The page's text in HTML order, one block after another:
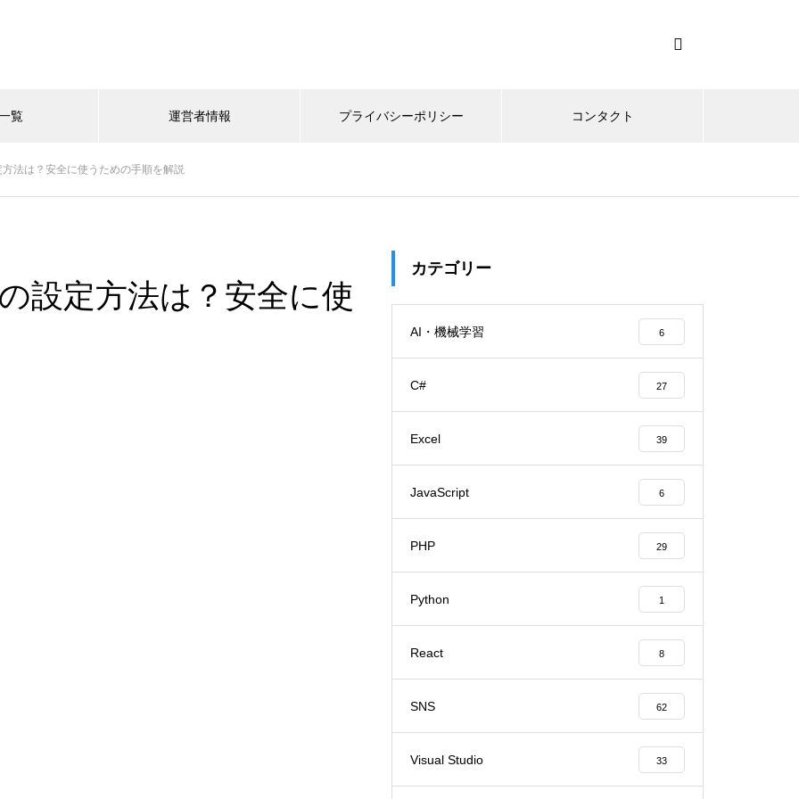
覧 運営者情報 プライバシーポリシー コンタクト
法は？安全に使うための手順を解説
設定方法は？安全に使
カテゴリー
AI・機械学習 6
C# 27
Excel 39
JavaScript 6
PHP 29
Python 1
React 8
SNS 62
Visual Studio 33